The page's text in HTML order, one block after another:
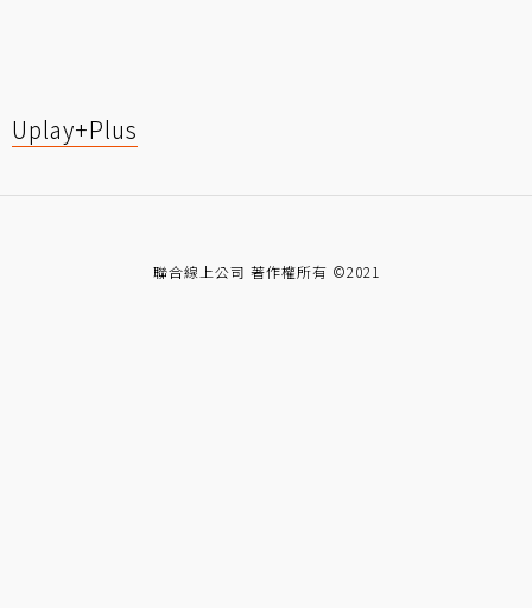
Uplay+Plus
聯合線上公司 著作權所有 ©2021